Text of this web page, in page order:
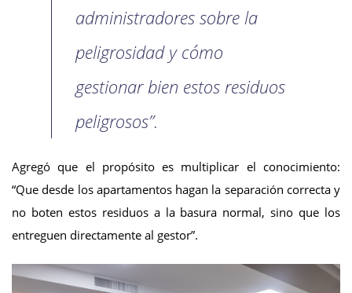
administradores sobre la
peligrosidad y cómo
gestionar bien estos residuos
peligrosos”.
Agregó que el propósito es multiplicar el conocimiento:
“Que desde los apartamentos hagan la separación correcta y
no boten estos residuos a la basura normal, sino que los
entreguen directamente al gestor”.